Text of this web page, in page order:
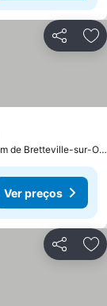
Partilhar
Colombiers-sur-Seulles, a 15.8 km de Bretteville-sur-Odon
Ver preços
Partilhar